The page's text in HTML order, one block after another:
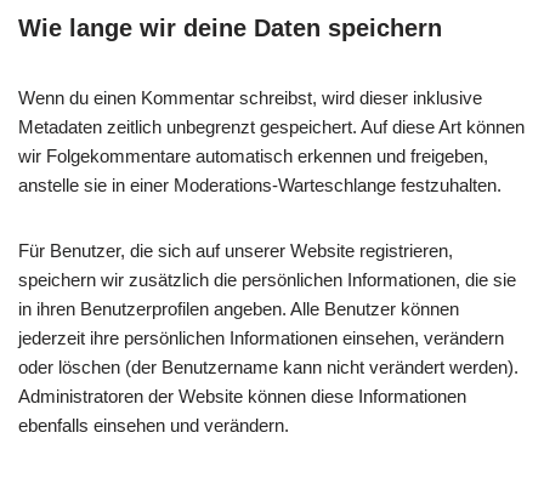
Wie lange wir deine Daten speichern
Wenn du einen Kommentar schreibst, wird dieser inklusive
Metadaten zeitlich unbegrenzt gespeichert. Auf diese Art können
wir Folgekommentare automatisch erkennen und freigeben,
anstelle sie in einer Moderations-Warteschlange festzuhalten.
Für Benutzer, die sich auf unserer Website registrieren,
speichern wir zusätzlich die persönlichen Informationen, die sie
in ihren Benutzerprofilen angeben. Alle Benutzer können
jederzeit ihre persönlichen Informationen einsehen, verändern
oder löschen (der Benutzername kann nicht verändert werden).
Administratoren der Website können diese Informationen
ebenfalls einsehen und verändern.